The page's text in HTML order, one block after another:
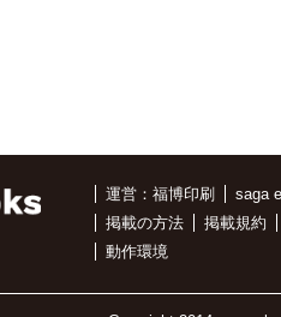
運営：福博印刷 saga
掲載の方法
掲載規約
動作環境